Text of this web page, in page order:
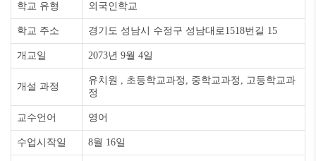
학교 유형 외국인학교
학교 주소 경기도 성남시 수정구 성남대로1518번길 15
개교일 2073년 9월 4일
개설 과정
유치원 , 초등학교과정, 중학교과정, 고등학교과
정
교수언어 영어
수업시작일 8월 16일